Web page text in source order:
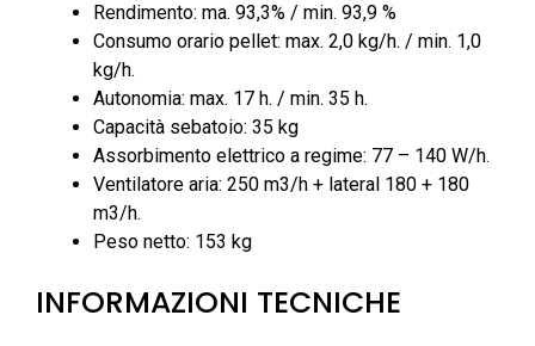
Rendimento: ma. 93,3% / min. 93,9 %
Consumo orario pellet: max. 2,0 kg/h. / min. 1,0
kg/h.
Autonomia: max. 17 h. / min. 35 h.
Capacità sebatoio: 35 kg
Assorbimento elettrico a regime: 77 – 140 W/h.
Ventilatore aria: 250 m3/h + lateral 180 + 180
m3/h.
Peso netto: 153 kg
INFORMAZIONI TECNICHE